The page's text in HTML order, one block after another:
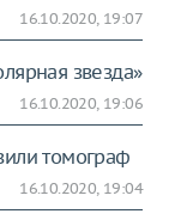
16.10.2020, 19:07
звезда»
16.10.2020, 19:06
томограф
16.10.2020, 19:04